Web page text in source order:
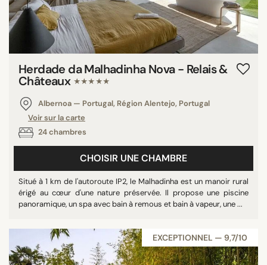
Herdade da Malhadinha Nova - Relais &
Châteaux ★★★★★
Albernoa — Portugal, Région Alentejo, Portugal
Voir sur la carte
24 chambres
CHOISIR UNE CHAMBRE
Situé à 1 km de l'autoroute IP2, le Malhadinha est un manoir rural
érigé au cœur d'une nature préservée. Il propose une piscine
panoramique, un spa avec bain à remous et bain à vapeur, une ...
EXCEPTIONNEL — 9,7/10